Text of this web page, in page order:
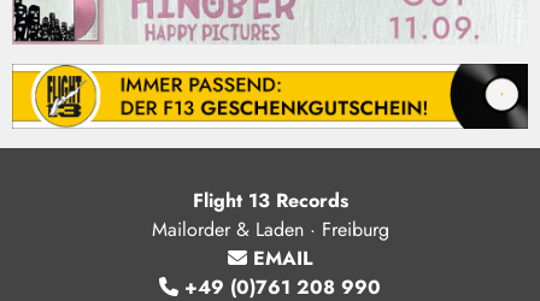
Flight 13 Records
Mailorder & Laden · Freiburg
EMAIL
+49 (0)761 208 990